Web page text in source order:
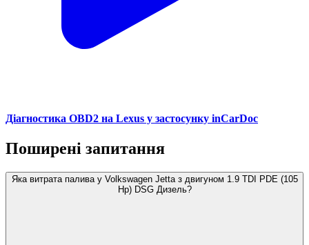
Діагностика OBD2 на Lexus у застосунку inCarDoc
Поширені запитання
Яка витрата палива у Volkswagen Jetta з двигуном 1.9 TDI PDE (105
Hp) DSG Дизель?